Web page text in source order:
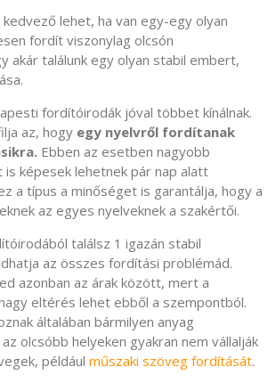
lehet, ha van egy-egy olyan
fordít viszonylag olcsón
akár találunk egy olyan stabil embert,
fordítóirodák jóval többet kínálnak.
az, hogy egy nyelvről fordítanak
Ebben az esetben nagyobb
is képesek lehetnek pár nap alatt
a típus a minőséget is garantálja, hogy a
az egyes nyelveknek a szakértői.
találsz 1 igazán stabil
az összes fordítási problémád.
azonban az árak között, mert a
eltérés lehet ebből a szempontból.
általában bármilyen anyag
olcsóbb helyeken gyakran nem vállalják
például műszaki szöveg fordítását.